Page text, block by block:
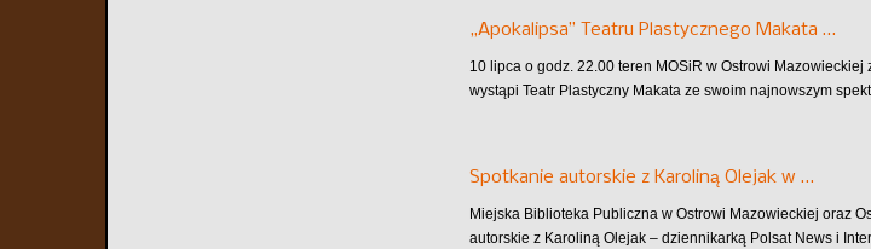
„Apokalipsa” Teatru Plastycznego Makata …
10 lipca o godz. 22.00 teren MOSiR w Ostrowi
wystąpi Teatr Plastyczny Makata ze swoim najnowszym
Spotkanie autorskie z Karoliną Olejak w …
Miejska Biblioteka Publiczna w Ostrowi Mazowieckiej oraz
autorskie z Karoliną Olejak – dziennikarką Polsat News i